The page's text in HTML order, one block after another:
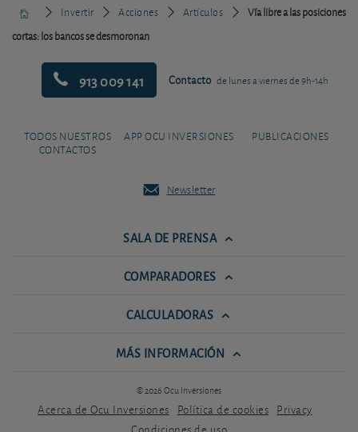
Invertir Acciones Artículos
Vía libre a las posiciones
cortas: los bancos se desmoronan
913 009 141 Contacto de lunes a viernes de 9h-14h
TODOS NUESTROS
CONTACTOS
APP OCU INVERSIONES PUBLICACIONES
Newsletter
SALA DE PRENSA
COMPARADORES
CALCULADORAS
MÁS INFORMACIÓN
© 2026 Ocu Inversiones
Acerca de Ocu Inversiones Política de cookies Privacy